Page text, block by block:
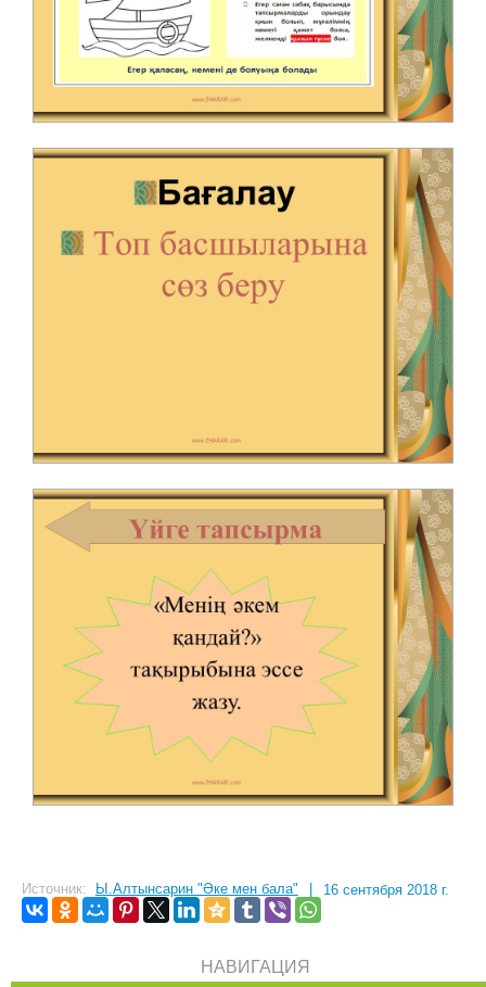
Источник: Ы.Алтынсарин "Әке мен бала" 16 сентября 2018 г.
НАВИГАЦИЯ